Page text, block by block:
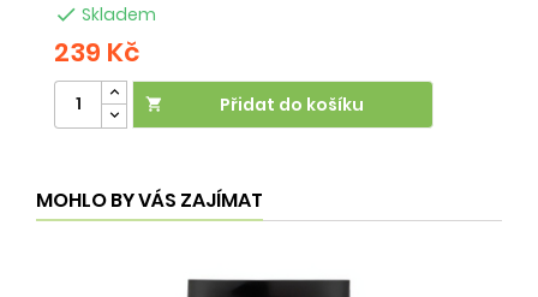
 Skladem
239 Kč
 Přidat do košíku
MOHLO BY VÁS ZAJÍMAT